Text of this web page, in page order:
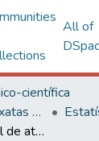
All of
científica
Centro de Ciências Exatas e Tecnológicas
Variabilidade espacial de atributos físicos de um latossolo vermelho-amarelo, sob lavoura cafeeira